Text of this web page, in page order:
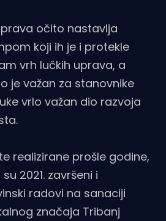
očito nastavlja
koji ih je i protekle
vrh lučkih uprava, a
je važan za stanovnike
vrlo važan dio razvoja
realizirane prošle godine,
2021. završeni i
radovi na sanaciji
značaja Tribanj